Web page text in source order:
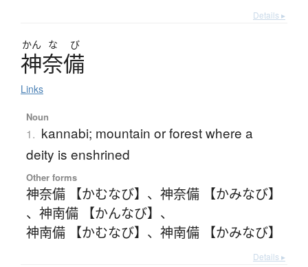
Details ▸
かん な び
神奈備
Links
Noun
1. kannabi; mountain or forest where a
deity is enshrined
Other forms
神奈備 【かむなび】 、 神奈備 【かみなび】
、 神南備 【かんなび】 、
神南備 【かむなび】 、 神南備 【かみなび】
Details ▸